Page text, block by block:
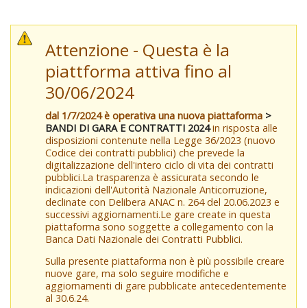
Attenzione - Questa è la
piattforma attiva fino al
30/06/2024
dal 1/7/2024 è operativa una nuova piattaforma >
BANDI DI GARA E CONTRATTI 2024in risposta alle
disposizioni contenute nella Legge 36/2023 (nuovo
Codice dei contratti pubblici) che prevede la
digitalizzazione dell'intero ciclo di vita dei contratti
pubblici.La trasparenza è assicurata secondo le
indicazioni dell'Autorità Nazionale Anticorruzione,
declinate con Delibera ANAC n. 264 del 20.06.2023 e
successivi aggiornamenti.Le gare create in questa
piattaforma sono soggette a collegamento con la
Banca Dati Nazionale dei Contratti Pubblici.
Sulla presente piattaforma non è più possibile creare
nuove gare, ma solo seguire modifiche e
aggiornamenti di gare pubblicate antecedentemente
al 30.6.24.